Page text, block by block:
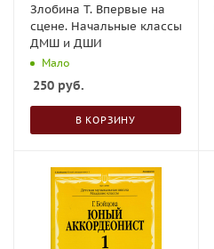
Злобина Т. Впервые на
сцене. Начальные классы
ДМШ и ДШИ
Мало
250 руб.
В КОРЗИНУ